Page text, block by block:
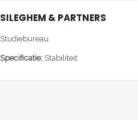
SILEGHEM & PARTNERS
Studiebureau
Specificatie: Stabiliteit